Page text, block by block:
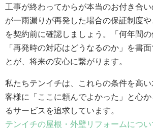
工事が終わってからが本当のお付き合
が一雨漏りが再発した場合の保証制度
を契約前に確認しましょう。「何年間の
「再発時の対応はどうなるのか」を書
とが、将来の安心に繋がります。
私たちテンイチは、これらの条件を高
客様に「ここに頼んでよかった」と心
るサービスを追求しています。
テンイチの屋根・外壁リフォームにつ